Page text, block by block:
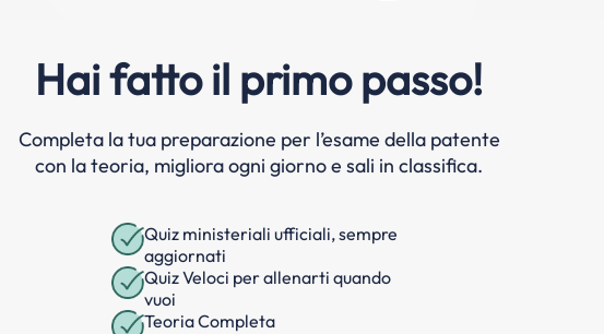
Hai fatto il primo passo!
Completa la tua preparazione per l’esame della patente
con la teoria, migliora ogni giorno e sali in classifica.
Quiz ministeriali ufficiali, sempre
aggiornati
Quiz Veloci per allenarti quando
vuoi
Teoria Completa